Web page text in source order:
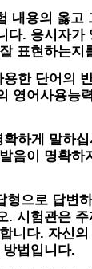
내용의 옳고
다. 응시자가
표현하는지
용한 단어의
영어사용능
하게 말하십
음이 명확하
형으로 답변
. 시험관은
니다. 자신
법입니다.